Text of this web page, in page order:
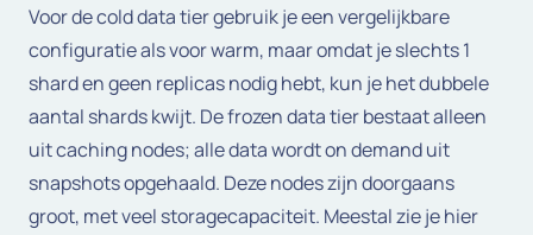
Voor de cold data tier gebruik je een vergelijkbare
configuratie als voor warm, maar omdat je slechts 1
shard en geen replicas nodig hebt, kun je het dubbele
aantal shards kwijt. De frozen data tier bestaat alleen
uit caching nodes; alle data wordt on demand uit
snapshots opgehaald. Deze nodes zijn doorgaans
groot, met veel storagecapaciteit. Meestal zie je hier